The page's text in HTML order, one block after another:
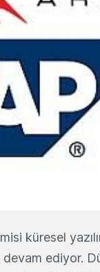
küresel
ediyor.